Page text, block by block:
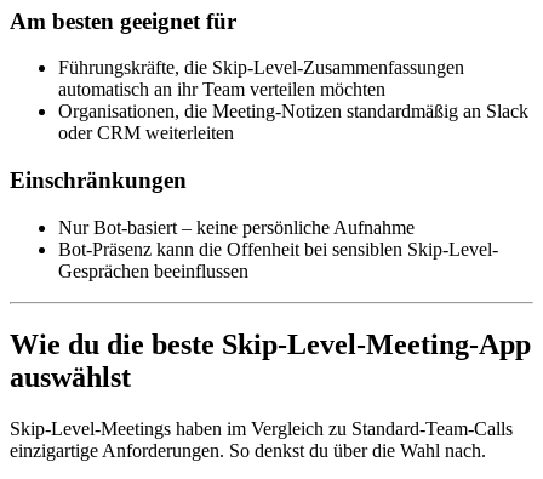
Am besten geeignet für
Führungskräfte, die Skip-Level-Zusammenfassungen
automatisch an ihr Team verteilen möchten
Organisationen, die Meeting-Notizen standardmäßig an Slack
oder CRM weiterleiten
Einschränkungen
Nur Bot-basiert – keine persönliche Aufnahme
Bot-Präsenz kann die Offenheit bei sensiblen Skip-Level-
Gesprächen beeinflussen
Wie du die beste Skip-Level-Meeting-App
auswählst
Skip-Level-Meetings haben im Vergleich zu Standard-Team-Calls
einzigartige Anforderungen. So denkst du über die Wahl nach.